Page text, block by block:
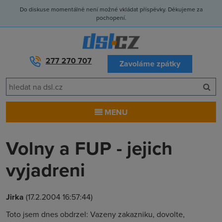
Do diskuse momentálně není možné vkládat příspěvky. Děkujeme za
pochopení.
277 270 707 Zavoláme zpátky
MENU
Volny a FUP - jejich
vyjadreni
Jirka (17.2.2004 16:57:44)
Toto jsem dnes obdrzel: Vazeny zakazniku, dovolte,